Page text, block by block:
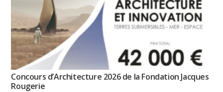
Concours d’Architecture 2026 de la Fondation Jacques
Rougerie